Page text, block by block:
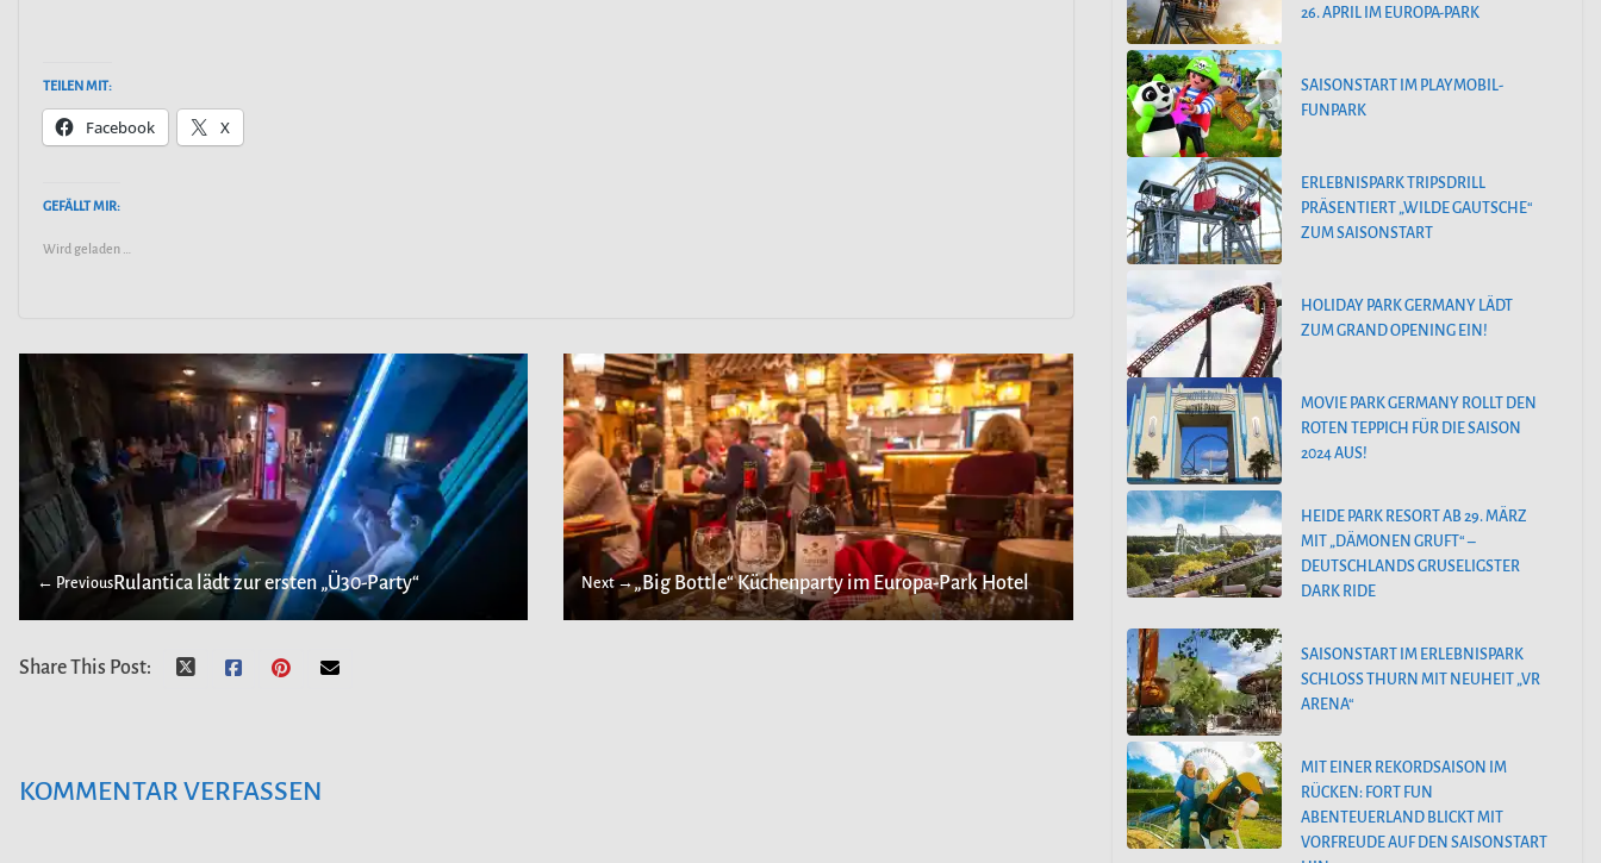
TEILEN MIT:
Facebook X
GEFÄLLT MIR:
Wird geladen …
← PreviousRulantica lädt zur ersten „Ü30-Party“ Next →„Big Bottle“ Küchenparty im Europa-Park Hotel
Share This Post:
KOMMENTAR VERFASSEN
26. APRIL IM EUROPA-PARK
SAISONSTART IM PLAYMOBIL-
FUNPARK
ERLEBNISPARK TRIPSDRILL
PRÄSENTIERT „WILDE GAUTSCHE“
ZUM SAISONSTART
HOLIDAY PARK GERMANY LÄDT
ZUM GRAND OPENING EIN!
MOVIE PARK GERMANY ROLLT DEN
ROTEN TEPPICH FÜR DIE SAISON
2024 AUS!
HEIDE PARK RESORT AB 29. MÄRZ
MIT „DÄMONEN GRUFT“ –
DEUTSCHLANDS GRUSELIGSTER
DARK RIDE
SAISONSTART IM ERLEBNISPARK
SCHLOSS THURN MIT NEUHEIT „VR
ARENA“
MIT EINER REKORDSAISON IM
RÜCKEN: FORT FUN
ABENTEUERLAND BLICKT MIT
VORFREUDE AUF DEN SAISONSTART